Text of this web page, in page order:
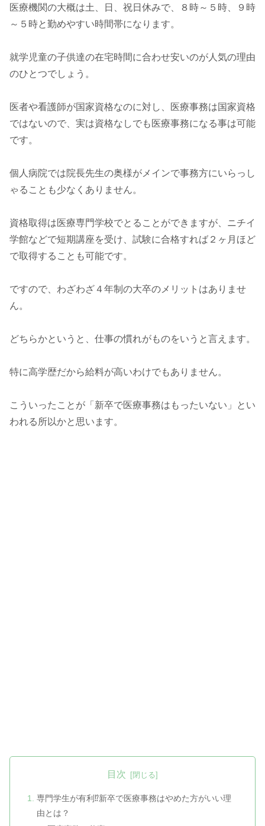
医療機関の大概は土、日、祝日休みで、８時～５時、９時
～５時と勤めやすい時間帯になります。
就学児童の子供達の在宅時間に合わせ安いのが人気の理由
のひとつでしょう。
医者や看護師が国家資格なのに対し、医療事務は国家資格
ではないので、実は資格なしでも医療事務になる事は可能
です。
個人病院では院長先生の奥様がメインで事務方にいらっし
ゃることも少なくありません。
資格取得は医療専門学校でとることができますが、ニチイ
学館などで短期講座を受け、試験に合格すれば２ヶ月ほど
で取得することも可能です。
ですので、わざわざ４年制の大卒のメリットはありませ
ん。
どちらかというと、仕事の慣れがものをいうと言えます。
特に高学歴だから給料が高いわけでもありません。
こういったことが「新卒で医療事務はもったいない」とい
われる所以かと思います。
目次
専門学生が有利⁉新卒で医療事務はやめた方がいい理
由とは？